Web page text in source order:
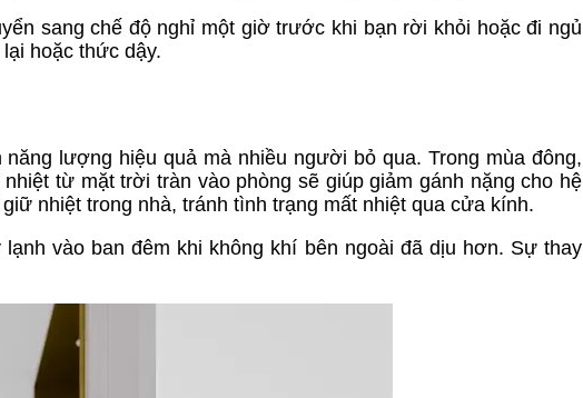
sang chế độ nghỉ một giờ trước khi bạn rời khỏi hoặc đi ngủ
hoặc thức dậy.
lượng hiệu quả mà nhiều người bỏ qua. Trong mùa đông,
từ mặt trời tràn vào phòng sẽ giúp giảm gánh nặng cho hệ
nhiệt trong nhà, tránh tình trạng mất nhiệt qua cửa kính.
vào ban đêm khi không khí bên ngoài đã dịu hơn. Sự thay